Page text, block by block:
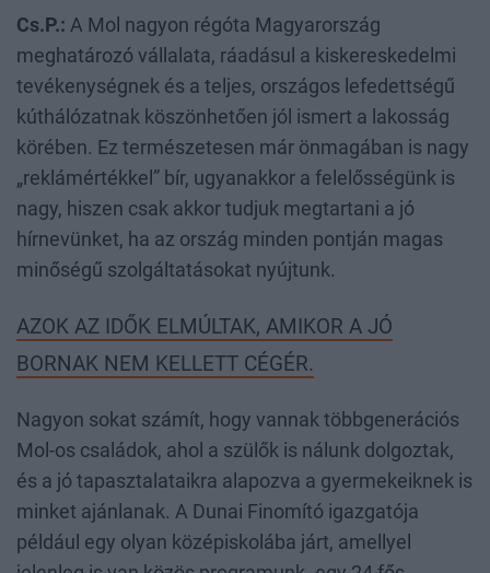
Cs.P.: A Mol nagyon régóta Magyarország
meghatározó vállalata, ráadásul a kiskereskedelmi
tevékenységnek és a teljes, országos lefedettségű
kúthálózatnak köszönhetően jól ismert a lakosság
körében. Ez természetesen már önmagában is nagy
„reklámértékkel” bír, ugyanakkor a felelősségünk is
nagy, hiszen csak akkor tudjuk megtartani a jó
hírnevünket, ha az ország minden pontján magas
minőségű szolgáltatásokat nyújtunk.
AZOK AZ IDŐK ELMÚLTAK, AMIKOR A JÓ
BORNAK NEM KELLETT CÉGÉR.
Nagyon sokat számít, hogy vannak többgenerációs
Mol-os családok, ahol a szülők is nálunk dolgoztak,
és a jó tapasztalataikra alapozva a gyermekeiknek is
minket ajánlanak. A Dunai Finomító igazgatója
például egy olyan középiskolába járt, amellyel